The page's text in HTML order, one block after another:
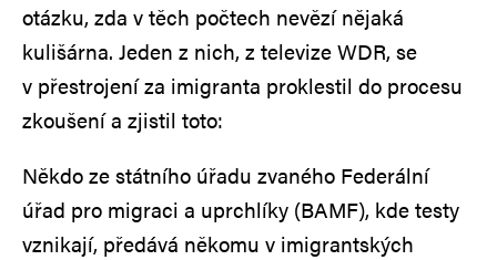
otázku, zda v těch počtech nevězí nějaká
kulišárna. Jeden z nich, z televize WDR, se
v přestrojení za imigranta proklestil do procesu
zkoušení a zjistil toto:
Někdo ze státního úřadu zvaného Federální
úřad pro migraci a uprchlíky (BAMF), kde testy
vznikají, předává někomu v imigrantských